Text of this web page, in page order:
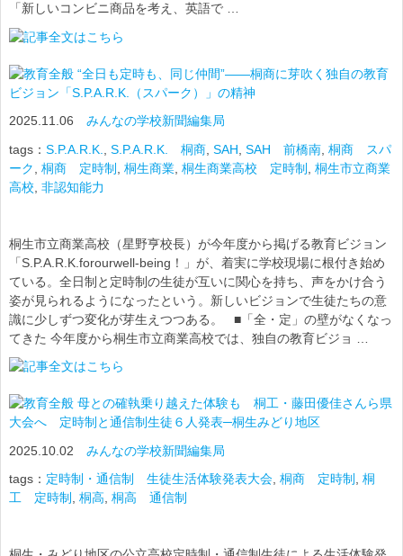
「新しいコンビニ商品を考え、英語で …
“全日も定時も、同じ仲間”――桐商に芽吹く独自の教育
ビジョン「S.P.A.R.K.（スパーク）」の精神
2025.11.06 みんなの学校新聞編集局
tags： S.P.A.R.K. S.P.A.R.K. 桐商 SAH SAH 前橋南 桐商 スパ
ーク
桐商 定時制 桐生商業 桐生商業高校 定時制 桐生市立商業
高校 非認知能力
桐生市立商業高校（星野亨校長）が今年度から掲げる教育ビジョン
「S.P.A.R.K.forourwell-being！」が、着実に学校現場に根付き始め
ている。全日制と定時制の生徒が互いに関心を持ち、声をかけ合う
姿が見られるようになったという。新しいビジョンで生徒たちの意
識に少しずつ変化が芽生えつつある。 ■「全・定」の壁がなくなっ
てきた 今年度から桐生市立商業高校では、独自の教育ビジョ …
母との確執乗り越えた体験も 桐工・藤田優佳さんら県
大会へ 定時制と通信制生徒６人発表─桐生みどり地区
2025.10.02 みんなの学校新聞編集局
tags： 定時制・通信制 生徒生活体験発表大会 桐商 定時制
桐
工 定時制
桐高 桐高 通信制